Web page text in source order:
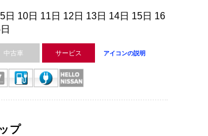
日 10日 11日 12日 13日 14日 15日 16
中古車 サービス アイコンの説明
プ